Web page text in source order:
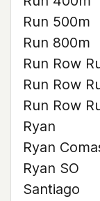
Run 500m
Run 800m
Run Row
Run Row
Run Row
Ryan
Ryan
Ryan SO
Santiago